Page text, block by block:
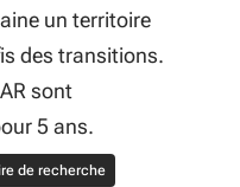
un territoire
des transitions.
sont
5 ans.
de recherche